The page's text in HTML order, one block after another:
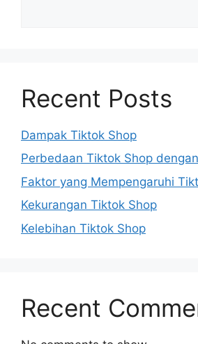
Recent Posts
Dampak Tiktok Shop
Perbedaan Tiktok Shop
Faktor yang Mempengaruhi
Kekurangan Tiktok Shop
Kelebihan Tiktok Shop
Recent